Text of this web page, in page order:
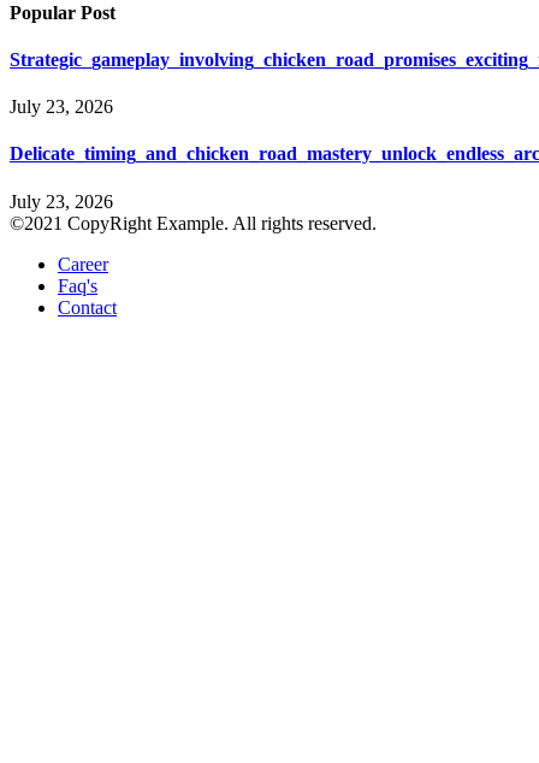
Popular Post
July 23, 2026
July 23, 2026
©2021 CopyRight Example. All rights reserved.
Career
Faq's
Contact